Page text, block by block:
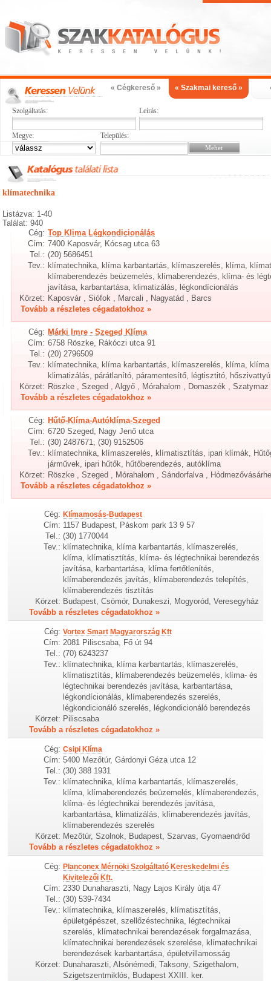
« Cégkereső » « Szakmai kereső »
Szolgáltatás: Leírás:
Megye: Település:
klímatechnika
Listázva: 1-40
Találat: 940
Cég: Top Klima Légkondicionálás
Cím: 7400 Kaposvár, Kócsag utca 63
Tel.: (20) 5686451
Tev.: klímatechnika, klíma karbantartás, klímaszerelés, klíma,
klímaberendezés beüzemelés, klímaberendezés, klíma- és
javítása, karbantartása, klimatizálás, légkondícionálás
Körzet: Kaposvár , Siófok , Marcali , Nagyatád , Barcs
Tovább a részletes cégadatokhoz »
Cég: Márki Imre - Szeged Klíma
Cím: 6758 Röszke, Rákóczi utca 91
Tel.: (20) 2796509
Tev.: klímatechnika, klíma karbantartás, klímaszerelés, klíma,
klimatizálás, párátlanító, páramentesítő, légtisztitó, hőszivattyú
Körzet: Röszke , Szeged , Algyő , Mórahalom , Domaszék , Szatymaz
Tovább a részletes cégadatokhoz »
Cég: Hűtő-Klíma-Autóklíma-Szeged
Cím: 6720 Szeged, Nagy Jenő utca
Tel.: (30) 2487671, (30) 9152506
Tev.: klímatechnika, klímaszerelés, klímatisztítás, ipari klímák,
járművek, ipari hűtők, hűtőberendezés, autóklíma
Körzet: Röszke , Szeged , Mórahalom , Sándorfalva ,
Tovább a részletes cégadatokhoz »
Cég: Klímamosás-Budapest
Cím: 1157 Budapest, Páskom park 13 9 57
Tel.: (30) 1770044
Tev.: klímatechnika, klíma karbantartás, klímaszerelés,
klíma, klímatisztítás, klíma- és légtechnikai berendezés
javítása, karbantartása, klíma fertőtlenítés,
klímaberendezés javítás, klímaberendezés telepítés,
klímaberendezés tisztítás
Körzet: Budapest, Csömör, Dunakeszi, Mogyoród, Veresegyház
Tovább a részletes cégadatokhoz »
Cég: Vortex Smart Magyarország Kft
Cím: 2081 Piliscsaba, Fő út 94
Tel.: (70) 6243237
Tev.: klímatechnika, klíma karbantartás, klímaszerelés,
klímatisztítás, klímaberendezés beüzemelés, klíma- és
légtechnikai berendezés javítása, karbantartása,
légkondícionálás, klímaberendezés szerelés,
légkondicionáló szerelés, légkondicionáló berendezés
Körzet: Piliscsaba
Tovább a részletes cégadatokhoz »
Cég: Csipi Klíma
Cím: 5400 Mezőtúr, Gárdonyi Géza utca 12
Tel.: (30) 388 1931
Tev.: klímatechnika, klíma karbantartás, klímaszerelés,
klíma, klímaberendezés beüzemelés, klímaberendezés,
klíma- és légtechnikai berendezés javítása,
karbantartása, klimatizálás, klímaberendezés javítás,
klímaberendezés szerelés
Körzet: Mezőtúr, Szolnok, Budapest, Szarvas, Gyomaendrőd
Tovább a részletes cégadatokhoz »
Cég: Planconex Mérnöki Szolgáltató Kereskedelmi és
Kivitelezői Kft.
Cím: 2330 Dunaharaszti, Nagy Lajos Király útja 47
Tel.: (30) 539-7434
Tev.: klímatechnika, klímaszerelés, klímatisztítás,
épületgépészet, szellőzéstechnika, légtechnikai
szerelés, klímatechnikai berendezések forgalmazása,
klímatechnikai berendezések szerelése, klímatechnikai
berendezések karbantartása, épületvillamosság
Körzet: Dunaharaszti, Alsónémedi, Taksony, Szigethalom,
Szigetszentmiklós, Budapest XXIII. ker.